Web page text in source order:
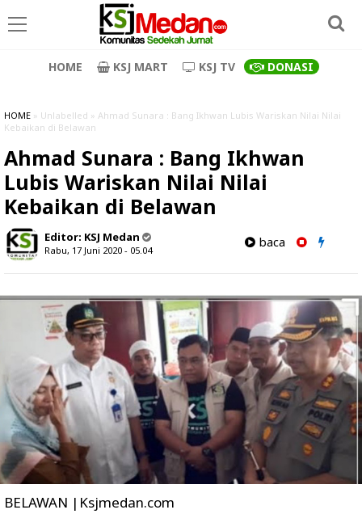
HOME KSJ MART KSJ TV DONASI
HOME » Unlabelled » Ahmad Sunara : Bang Ikhwan Lubis Wariskan Nilai Nilai
Kebaikan di Belawan
Ahmad Sunara : Bang Ikhwan
Lubis Wariskan Nilai Nilai
Kebaikan di Belawan
Editor: KSJ Medan
Rabu, 17 Juni 2020 - 05.04
baca
BELAWAN |Ksjmedan.com